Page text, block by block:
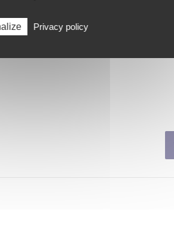
Privacy policy